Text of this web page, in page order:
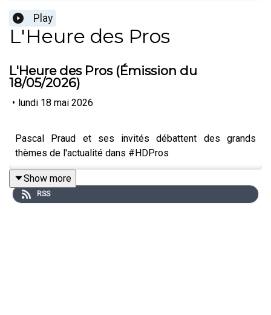
Play
L'Heure des Pros
L'Heure des Pros (Émission du
18/05/2026)
• lundi 18 mai 2026
Pascal Praud et ses invités débattent des grands
thèmes de l'actualité dans #HDPros
Show more
RSS